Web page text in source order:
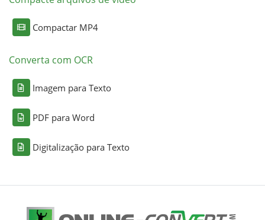
Compactar MP4
Converta com OCR
Imagem para Texto
PDF para Word
Digitalização para Texto